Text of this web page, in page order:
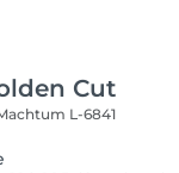
Cut
L-6841